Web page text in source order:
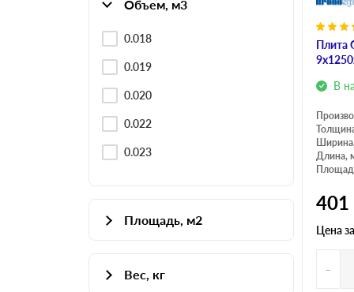
Объем, м3
0.018
0.019
0.020
0.022
0.023
Площадь, м2
1.49
Вес, кг
Плита
В
Длина,
401
Цена за
-